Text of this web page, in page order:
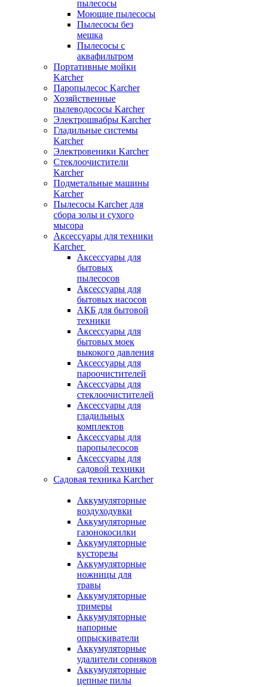
пылесосы
Моющие пылесосы
Пылесосы без
мешка
Пылесосы с
аквафильтром
Портативные мойки
Karcher
Паропылесос Karcher
Хозяйственные
пылеводососы Karcher
Электрошвабры Karcher
Гладильные системы
Karcher
Электровеники Karcher
Стеклоочистители
Karcher
Подметальные машины
Karcher
Пылесосы Karcher для
сбора золы и сухого
мысора
Аксессуары для техники
Karcher
Аксессуары для
бытовых
пылесосов
Аксессуары для
бытовых насосов
АКБ для бытовой
техники
Аксессуары для
бытовых моек
выкокого давления
Аксессуары для
пароочистителей
Аксессуары для
стеклоочистителей
Аксессуары для
гладильных
комплектов
Аксессуары для
паропылесосов
Аксессуары для
садовой техники
Садовая техника Karcher
Аккумуляторные
воздуходувки
Аккумуляторные
газонокосилки
Аккумуляторные
кусторезы
Аккумуляторные
ножницы для
травы
Аккумуляторные
тримеры
Аккумуляторные
напорные
опрыскиватели
Аккумуляторные
удалители сорняков
Аккумуляторные
цепные пилы